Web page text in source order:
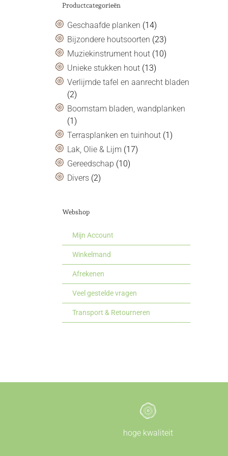
Productcategorieën
Geschaafde planken (14)
Bijzondere houtsoorten (23)
Muziekinstrument hout (10)
Unieke stukken hout (13)
Verlijmde tafel en aanrecht bladen
(2)
Boomstam bladen, wandplanken
(1)
Terrasplanken en tuinhout (1)
Lak, Olie & Lijm (17)
Gereedschap (10)
Divers (2)
Webshop
Mijn Account
Winkelmand
Afrekenen
Veel gestelde vragen
Transport & Retourneren
hoge kwaliteit